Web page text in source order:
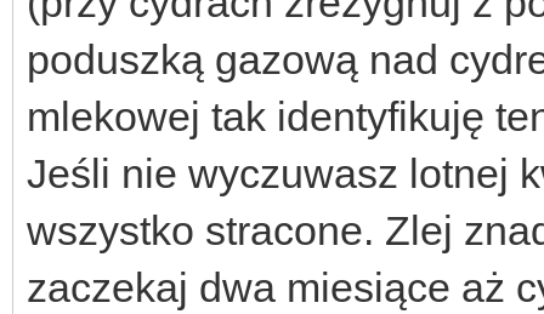
poduszką gazową nad
mlekowej tak identyfikuję
Jeśli nie wyczuwasz lotnej
wszystko stracone. Zlej
zaczekaj dwa miesiące aż